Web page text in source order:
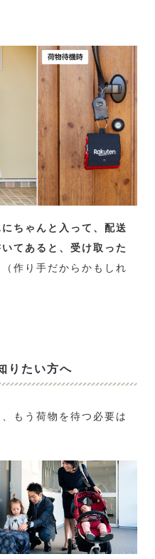
ちゃんと入って、配送
てあると、受け取った
（作り手だからかもしれ
りたい方へ
もう荷物を待つ必要は